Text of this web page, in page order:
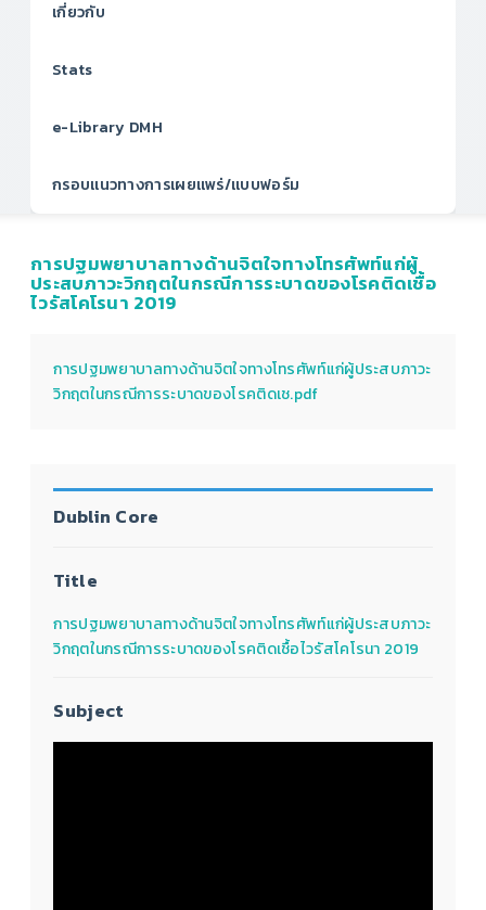
เกี่ยวกับ
Stats
e-Library DMH
กรอบแนวทางการเผยแพร่/แบบฟอร์ม
การปฐมพยาบาลทางด้านจิตใจทางโทรศัพท์แก่ผู้
ประสบภาวะวิกฤตในกรณีการระบาดของโรคติดเชื้อ
ไวรัสโคโรนา 2019
การปฐมพยาบาลทางด้านจิตใจทางโทรศัพท์แก่ผู้ประสบภาวะ
วิกฤตในกรณีการระบาดของโรคติดเช.pdf
Dublin Core
Title
การปฐมพยาบาลทางด้านจิตใจทางโทรศัพท์แก่ผู้ประสบภาวะ
วิกฤตในกรณีการระบาดของโรคติดเชื้อไวรัสโคโรนา 2019
Subject